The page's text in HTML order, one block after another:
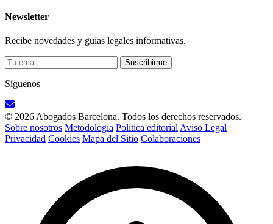
Newsletter
Recibe novedades y guías legales informativas.
Suscribirme
Síguenos
© 2026 Abogados Barcelona. Todos los derechos reservados.
Sobre nosotros Metodología Política editorial Aviso Legal
Privacidad Cookies Mapa del Sitio Colaboraciones